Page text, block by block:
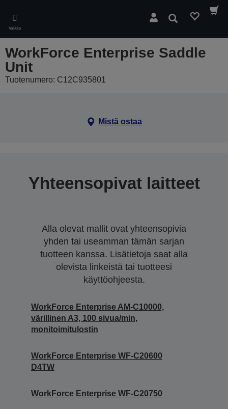
main
content
Valikko
Hae
WorkForce Enterprise Saddle
Unit
Tuotenumero: C12C935801
Mistä ostaa
Yhteensopivat laitteet
Alla olevat mallit ovat yhteensopivia
yhden tai useamman tämän sarjan
tuotteen kanssa. Lisätietoja saat alla
olevista linkeistä tai tuotteesi
käyttöohjeesta.
WorkForce Enterprise AM-C10000,
värillinen A3, 100 sivua/min,
monitoimitulostin
WorkForce Enterprise WF-C20600
D4TW
WorkForce Enterprise WF-C20750